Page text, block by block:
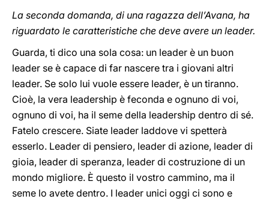
La seconda domanda, di una ragazza dell’Avana, ha
riguardato le caratteristiche che deve avere un leader.
Guarda, ti dico una sola cosa: un leader è un buon
leader se è capace di far nascere tra i giovani altri
leader. Se solo lui vuole essere leader, è un tiranno.
Cioè, la vera leadership è feconda e ognuno di voi,
ognuno di voi, ha il seme della leadership dentro di sé.
Fatelo crescere. Siate leader laddove vi spetterà
esserlo. Leader di pensiero, leader di azione, leader di
gioia, leader di speranza, leader di costruzione di un
mondo migliore. È questo il vostro cammino, ma il
seme lo avete dentro. I leader unici oggi ci sono e